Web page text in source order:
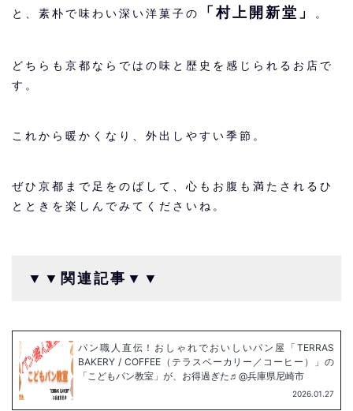
と、素朴で味わい深い洋菓子の 「村上開新堂」 。
どちらも京都ならではの味と歴史を感じられるお店で
す。
これから暖かくなり、外出しやすい季節。
ぜひ京都まで足をのばして、心もお腹も満たされるひ
とときを楽しんでみてくださいね。
▼▼関連記事▼▼